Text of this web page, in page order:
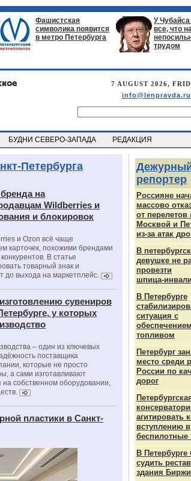
Фашистская
символика появится
в метро Петербурга
У
все, что
трудом
7 AUGUST 2026,
info@lenpravda.ru
БУДНИ СЕВЕРО-ЗАПАДА РЕДАКЦИЯ
Петербурга
на
Wildberries и
и блокировок
и Ozon всё чаще
карточек, похожими брендами
В статье
товарный знак и
до выхода на маркетплейс.
сувениров
у которых
– один из ключевых
поставщика
которые не просто
а сами изготавливают
на собственном оборудовании,
пластики в Санкт-
репортер
Россияне
массово
от перелетов
Москвой и
из-за атак
В
девушке не
провезти
В Петербурге
ситуация с
обеспечением
топливом
Петербург
место среди
России по
дорог
агитировать
вступлению в
беспилотные
В Петербурге
судить
здания Биржи